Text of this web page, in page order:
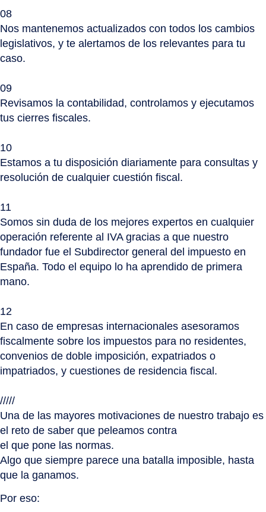
08
Nos mantenemos actualizados con todos los cambios
legislativos, y te alertamos de los relevantes para tu
caso.
09
Revisamos la contabilidad, controlamos y ejecutamos
tus cierres fiscales.
10
Estamos a tu disposición diariamente para consultas y
resolución de cualquier cuestión fiscal.
11
Somos sin duda de los mejores expertos en cualquier
operación referente al IVA gracias a que nuestro
fundador fue el Subdirector general del impuesto en
España. Todo el equipo lo ha aprendido de primera
mano.
12
En caso de empresas internacionales asesoramos
fiscalmente sobre los impuestos para no residentes,
convenios de doble imposición, expatriados o
impatriados, y cuestiones de residencia fiscal.
/////
Una de las mayores motivaciones de nuestro trabajo es
el reto de saber que peleamos contra
el que pone las normas.
Algo que siempre parece una batalla imposible, hasta
que la ganamos.
Por eso: